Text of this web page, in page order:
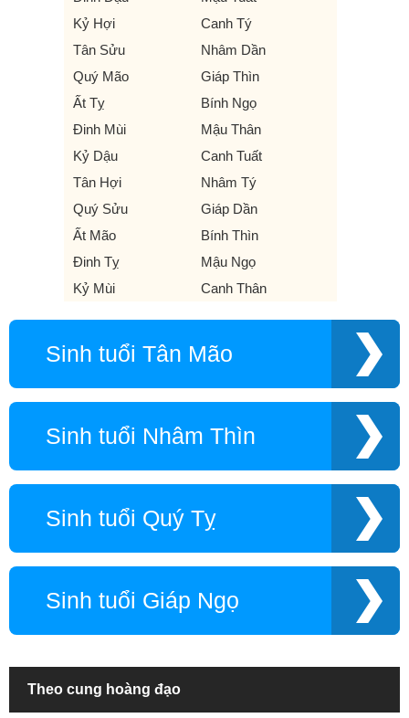
Kỷ Hợi
Canh Tý
Tân Sửu
Nhâm Dần
Quý Mão
Giáp Thìn
Ất Tỵ
Bính Ngọ
Đinh Mùi
Mậu Thân
Kỷ Dậu
Canh Tuất
Tân Hợi
Nhâm Tý
Quý Sửu
Giáp Dần
Ất Mão
Bính Thìn
Đinh Tỵ
Mậu Ngọ
Kỷ Mùi
Canh Thân
Sinh tuổi Tân Mão
Sinh tuổi Nhâm Thìn
Sinh tuổi Quý Tỵ
Sinh tuổi Giáp Ngọ
Theo cung hoàng đạo